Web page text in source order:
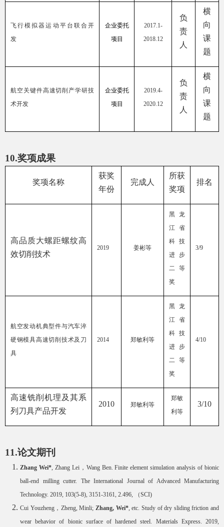
飞行模拟器运动平台联合开
发
企业委托
项目
2017.1-
2018.12
负
责
人
横
向
课
题
航空关键件高速切削产学研技
术开发
企业委托
项目
2019.4-
2020.12
负
责
人
横
向
课
题
10.奖项成果
奖项名称
获奖
年份
完成人
所获
奖项
排名
高品质大螺距螺纹高
效切削技术
2019 姜彬等
黑龙
江省
科技
进步
二等
奖
3/9
航空发动机典型件与汽车淬
硬钢模具高速切削技术及刀
具
2014 郑敏利等
黑龙
江省
科技
进步
二等
奖
4/10
高速铣削机理及其系
列刀具产品开发
2010 郑敏利等
郑敏
利等
3/10
11.论文期刊
Zhang Wei*, Zhang Lei， Wang Ben. Finite element simulation analysis of bionic
ball-end milling cutter. The International Journal of Advanced Manufacturing
Technology. 2019, 103(5-8), 3151-3161, 2.496,
（SCI)
Cui Youzheng， Zheng, Minli;Zhang, Wei*, etc. Study of dry sliding friction and
wear behavior of bionic surface of hardened steel. Materials Express. 2019,